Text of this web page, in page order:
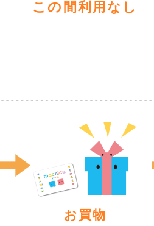
この間利用なし
お買物